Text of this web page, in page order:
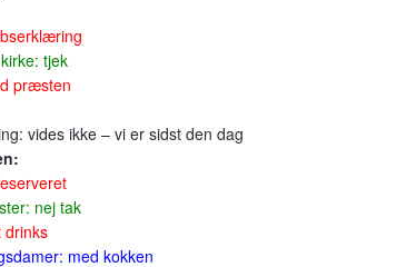
tjek
præsten
vides ikke – vi er sidst den dag
nej tak
drinks
med kokken